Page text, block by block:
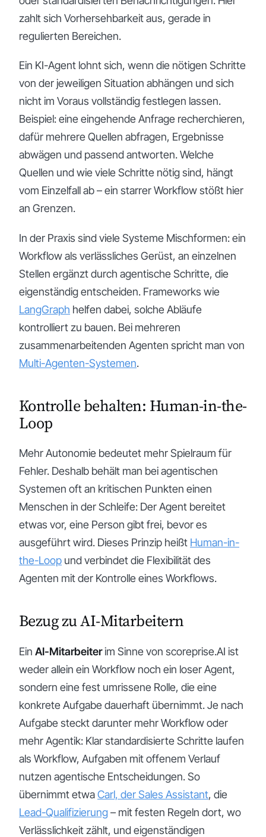
zahlt sich Vorhersehbarkeit aus, gerade in
regulierten Bereichen.
Ein KI-Agent lohnt sich, wenn die nötigen Schritte
von der jeweiligen Situation abhängen und sich
nicht im Voraus vollständig festlegen lassen.
Beispiel: eine eingehende Anfrage recherchieren,
dafür mehrere Quellen abfragen, Ergebnisse
abwägen und passend antworten. Welche
Quellen und wie viele Schritte nötig sind, hängt
vom Einzelfall ab – ein starrer Workflow stößt hier
an Grenzen.
In der Praxis sind viele Systeme Mischformen: ein
Workflow als verlässliches Gerüst, an einzelnen
Stellen ergänzt durch agentische Schritte, die
eigenständig entscheiden. Frameworks wie
LangGraph helfen dabei, solche Abläufe
kontrolliert zu bauen. Bei mehreren
zusammenarbeitenden Agenten spricht man von
Multi-Agenten-Systemen.
Kontrolle behalten: Human-in-the-
Loop
Mehr Autonomie bedeutet mehr Spielraum für
Fehler. Deshalb behält man bei agentischen
Systemen oft an kritischen Punkten einen
Menschen in der Schleife: Der Agent bereitet
etwas vor, eine Person gibt frei, bevor es
ausgeführt wird. Dieses Prinzip heißt Human-in-
the-Loop und verbindet die Flexibilität des
Agenten mit der Kontrolle eines Workflows.
Bezug zu AI-Mitarbeitern
Ein AI-Mitarbeiterim Sinne von scoreprise.AI ist
weder allein ein Workflow noch ein loser Agent,
sondern eine fest umrissene Rolle, die eine
konkrete Aufgabe dauerhaft übernimmt. Je nach
Aufgabe steckt darunter mehr Workflow oder
mehr Agentik: Klar standardisierte Schritte laufen
als Workflow, Aufgaben mit offenem Verlauf
nutzen agentische Entscheidungen. So
übernimmt etwaCarl, der Sales Assistant, die
Lead-Qualifizierung– mit festen Regeln dort, wo
Verlässlichkeit zählt, und eigenständigen